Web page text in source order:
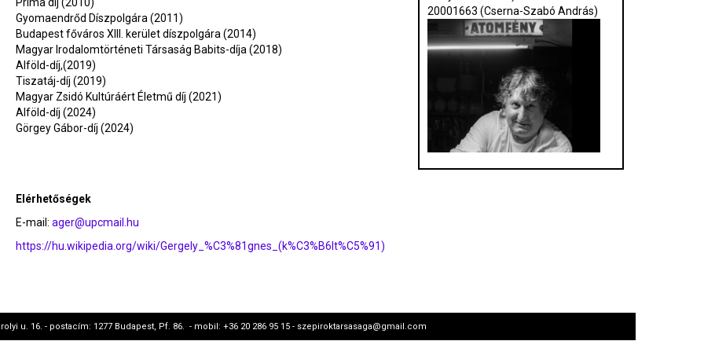
Prima díj (2010)
Gyomaendrőd Díszpolgára (2011)
Budapest főváros XIII. kerület díszpolgára (2014)
Magyar Irodalomtörténeti Társaság Babits-díja (2018)
Alföld-díj,(2019)
Tiszatáj-díj (2019)
Magyar Zsidó Kultúráért Életmű díj (2021)
Alföld-díj (2024)
Görgey Gábor-díj (2024)
Elérhetőségek
E-mail: ager@upcmail.hu
https://hu.wikipedia.org/wiki/Gergely_%C3%81gnes_(k%C3%B6lt%C5%91)
20001663 (Cserna-Szabó András)
u. 16. - postacím: 1277 Budapest, Pf. 86. - mobil: +36 20 286 95 15 - szepiroktarsasaga@gmail.com